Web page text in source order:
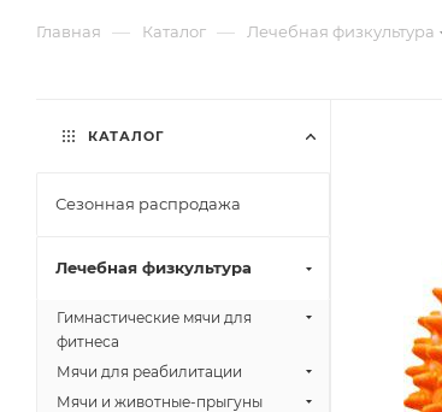
Главная — Каталог — Лечебная физкультура
КАТАЛОГ
Сезонная распродажа
Лечебная физкультура
Гимнастические мячи для
фитнеса
Мячи для реабилитации
Мячи и животные-прыгуны